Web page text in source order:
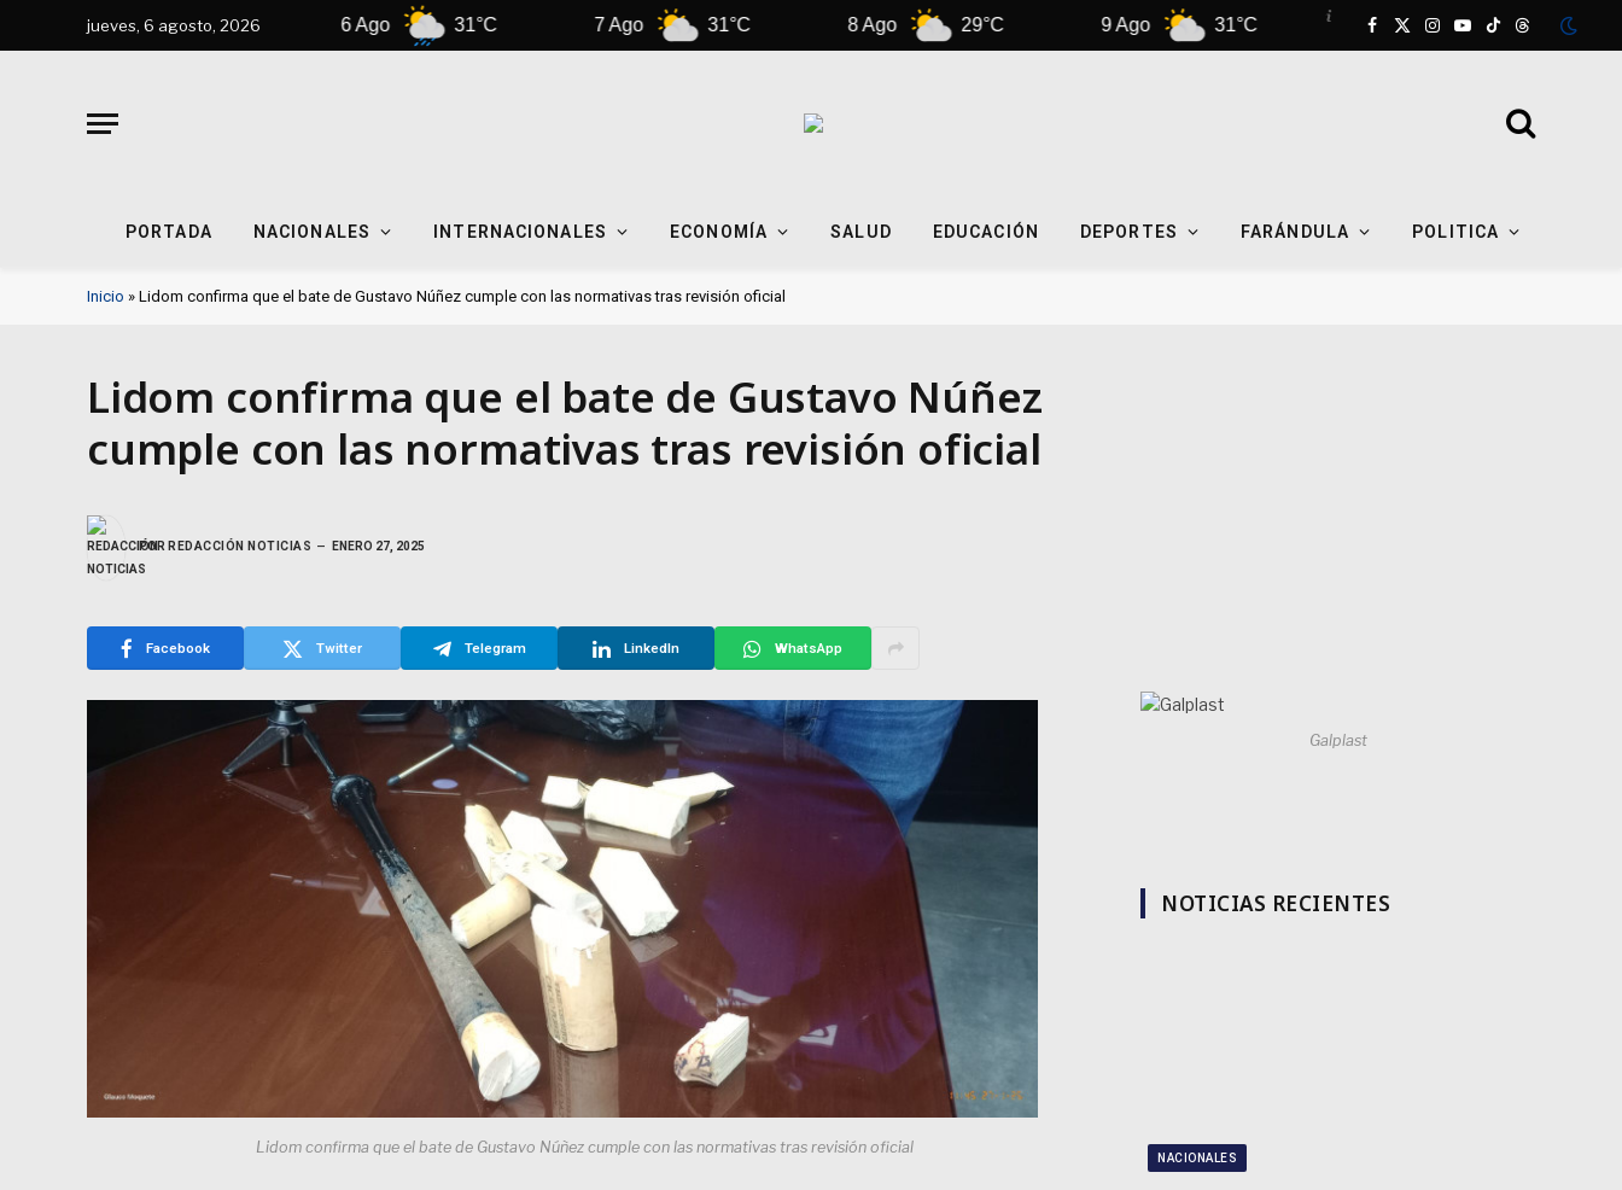
jueves, 6 agosto, 2026
Nueva York 31°C 31°C 29°C 31°C 10 Ago 30°C 11 Ago
Facebook
X
Instagram
YouTube
TikTokThreads
PORTADA NACIONALES INTERNACIONALES ECONOMÍA SALUD EDUCACIÓN DEPORTES FARÁNDULA POLITICA
Inicio » Lidom confirma que el bate de Gustavo Núñez cumple con las normativas tras revisión oficial
Lidom confirma que el bate de Gustavo Núñez
cumple con las normativas tras revisión oficial
POR REDACCIÓN NOTICIAS ENERO 27, 2025
Facebook Twitter Telegram LinkedIn WhatsApp
Lidom confirma que el bate de Gustavo Núñez cumple con las normativas tras revisión oficial
Galplast
NOTICIAS RECIENTES
NACIONALES